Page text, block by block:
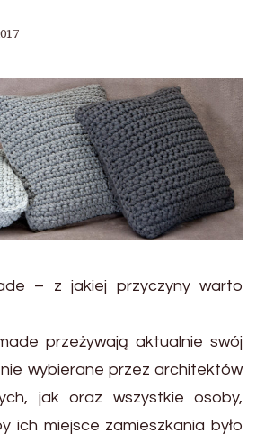
– z jakiej przyczyny warto
przeżywają aktualnie swój
wybierane przez architektów
jak oraz wszystkie osoby,
ich miejsce zamieszkania było